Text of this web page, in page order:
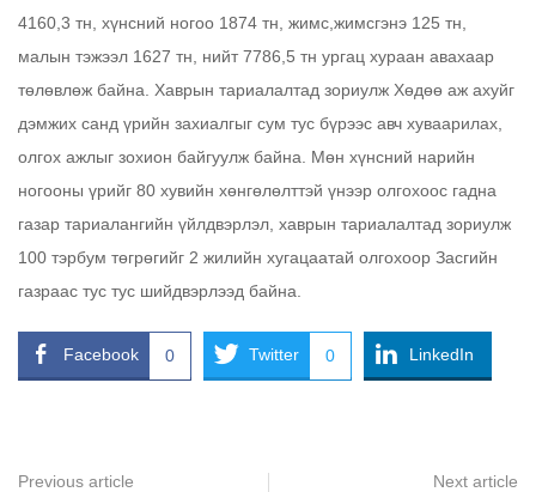
4160,3 тн, хүнсний ногоо 1874 тн, жимс,жимсгэнэ 125 тн,
малын тэжээл 1627 тн, нийт 7786,5 тн ургац хураан авахаар
төлөвлөж байна. Хаврын тариалалтад зориулж Хөдөө аж ахуйг
дэмжих санд үрийн захиалгыг сум тус бүрээс авч хуваарилах,
олгох ажлыг зохион байгуулж байна. Мөн хүнсний нарийн
ногооны үрийг 80 хувийн хөнгөлөлттэй үнээр олгохоос гадна
газар тариалангийн үйлдвэрлэл, хаврын тариалалтад зориулж
100 тэрбум төгрөгийг 2 жилийн хугацаатай олгохоор Засгийн
газраас тус тус шийдвэрлээд байна.
Facebook 0 Twitter 0 LinkedIn
Previous article Next article